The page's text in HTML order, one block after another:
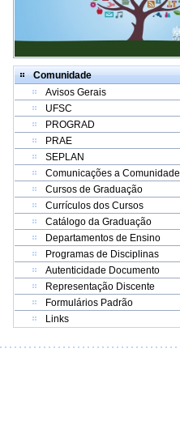
Comunidade
Avisos Gerais
UFSC
PROGRAD
PRAE
SEPLAN
Comunicações a Comunidade
Cursos de Graduação
Currículos dos Cursos
Catálogo da Graduação
Departamentos de Ensino
Programas de Disciplinas
Autenticidade Documento
Representação Discente
Formulários Padrão
Links